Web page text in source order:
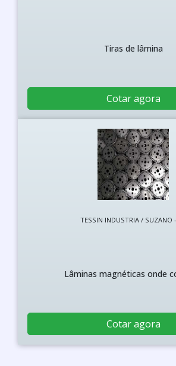
Tiras de lâmina
Cotar agora
TESSIN INDUSTRIA / SUZANO
Lâminas magnéticas onde
Cotar agora